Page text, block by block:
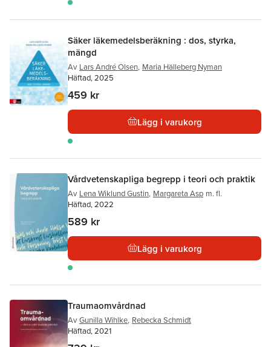
Säker läkemedelsberäkning : dos, styrka,
mängd
Av Lars André Olsen, Maria Hälleberg Nyman
Häftad, 2025
459 kr
Lägg i varukorg
Vårdvetenskapliga begrepp i teori och praktik
Av Lena Wiklund Gustin, Margareta Asp m. fl.
Häftad, 2022
589 kr
Lägg i varukorg
Traumaomvårdnad
Av Gunilla Wihlke, Rebecka Schmidt
Häftad, 2021